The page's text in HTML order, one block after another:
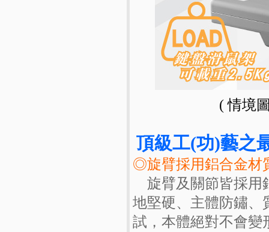
( 情境
頂級工(功)藝之
◎旋臂採用鋁合金材
旋臂及關節皆採用
地堅硬、主體防鏽、
試，本體絕對不會變